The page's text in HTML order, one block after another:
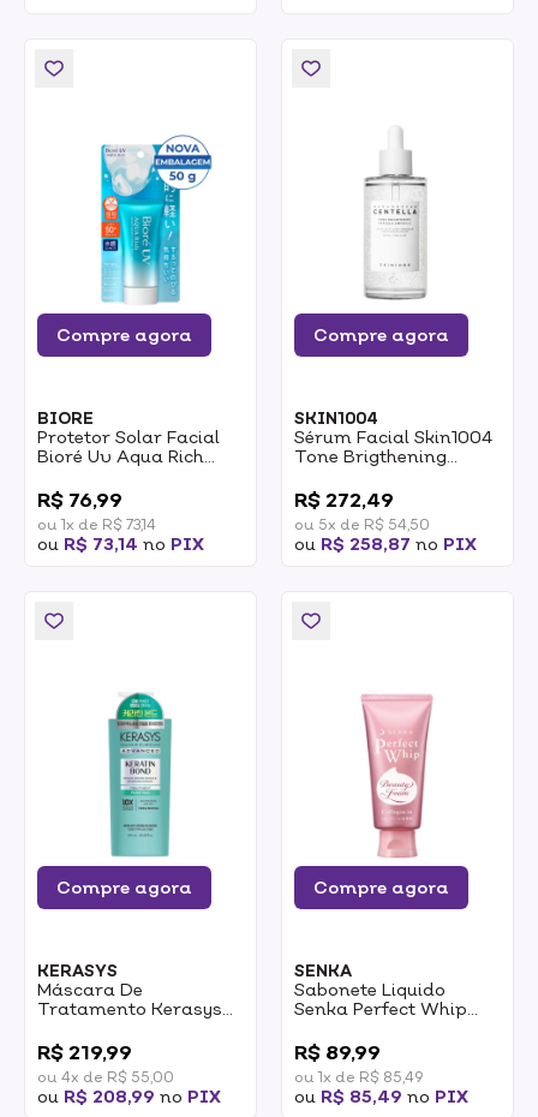
Compre agora
BIORE
Protetor Solar Facial
Bioré Uv Aqua Rich
50g
R$ 76,99
ou 1x de R$ 73,14
ou R$ 73,14 no PIX
Compre agora
SKIN1004
Sérum Facial Skin1004
Tone Brigthening
100ml
R$ 272,49
ou 5x de R$ 54,50
ou R$ 258,87 no PIX
Compre agora
KERASYS
Máscara De
Tratamento Kerasys
Bond Purifyng 600ml
R$ 219,99
ou 4x de R$ 55,00
ou R$ 208,99 no PIX
Compre agora
SENKA
Sabonete Liquido
Senka Perfect Whip
R$ 89,99
ou 1x de R$ 85,49
ou R$ 85,49 no PIX